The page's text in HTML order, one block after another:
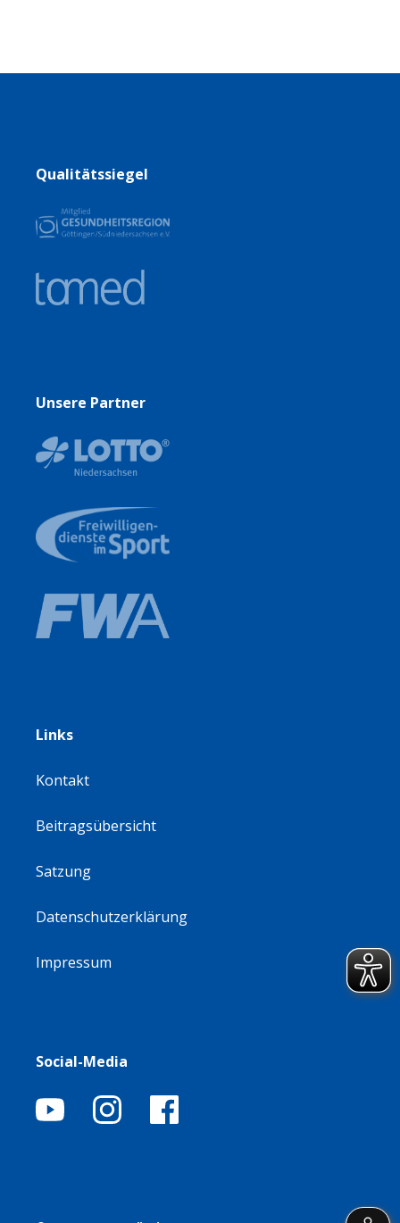
Qualitätssiegel
Unsere Partner
Links
Kontakt
Beitragsübersicht
Satzung
Datenschutzerklärung
Impressum
Social-Media